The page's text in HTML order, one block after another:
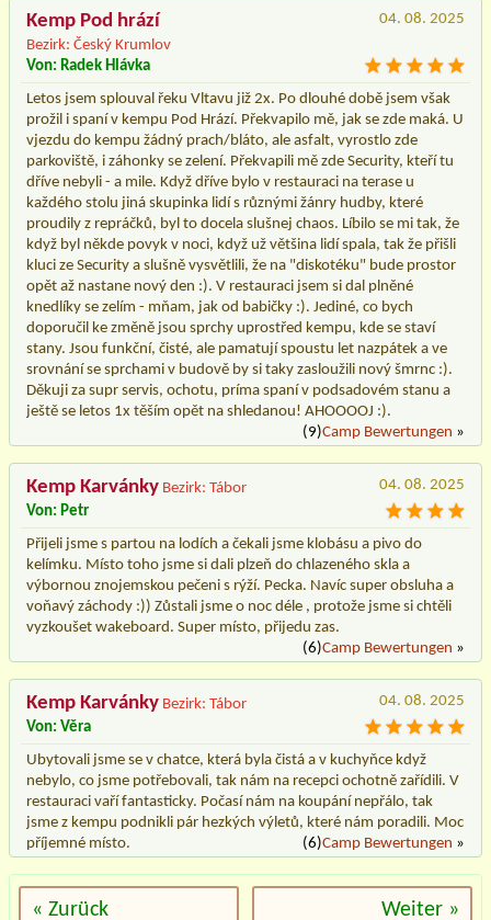
Kemp Pod hrází
Bezirk: Český Krumlov
04. 08. 2025
Von: Radek Hlávka
Letos jsem splouval řeku Vltavu již 2x. Po dlouhé době jsem však
prožil i spaní v kempu Pod Hrází. Překvapilo mě, jak se zde maká. U
vjezdu do kempu žádný prach/bláto, ale asfalt, vyrostlo zde
parkoviště, i záhonky se zelení. Překvapili mě zde Security, kteří tu
dříve nebyli - a mile. Když dříve bylo v restauraci na terase u
každého stolu jiná skupinka lidí s různými žánry hudby, které
proudily z repráčků, byl to docela slušnej chaos. Líbilo se mi tak, že
když byl někde povyk v noci, když už většina lidí spala, tak že přišli
kluci ze Security a slušně vysvětlili, že na "diskotéku" bude prostor
opět až nastane nový den :). V restauraci jsem si dal plněné
knedlíky se zelím - mňam, jak od babičky :). Jediné, co bych
doporučil ke změně jsou sprchy uprostřed kempu, kde se staví
stany. Jsou funkční, čisté, ale pamatují spoustu let nazpátek a ve
srovnání se sprchami v budově by si taky zasloužili nový šmrnc :).
Děkuji za supr servis, ochotu, príma spaní v podsadovém stanu a
ještě se letos 1x těším opět na shledanou! AHOOOOJ :).
(9)Camp Bewertungen »
Kemp Karvánky Bezirk: Tábor
04. 08. 2025
Von: Petr
Přijeli jsme s partou na lodích a čekali jsme klobásu a pivo do
kelímku. Místo toho jsme si dali plzeň do chlazeného skla a
výbornou znojemskou pečeni s rýží. Pecka. Navíc super obsluha a
voňavý záchody :)) Zůstali jsme o noc déle , protože jsme si chtěli
vyzkoušet wakeboard. Super místo, přijedu zas.
(6)Camp Bewertungen »
Kemp Karvánky Bezirk: Tábor
04. 08. 2025
Von: Věra
Ubytovali jsme se v chatce, která byla čistá a v kuchyňce když
nebylo, co jsme potřebovali, tak nám na recepci ochotně zařídili. V
restauraci vaří fantasticky. Počasí nám na koupání nepřálo, tak
jsme z kempu podnikli pár hezkých výletů, které nám poradili. Moc
příjemné místo.
(6)Camp Bewertungen »
« Zurück Weiter »